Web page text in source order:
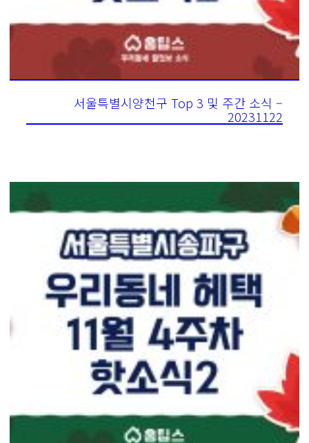
서울특별시양천구 Top 3 및 주간 소식 –
20231122